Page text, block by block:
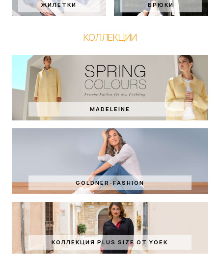
ЖИЛЕТКИ БРЮКИ
КОЛЛЕКЦИИ
MADELEINE
GOLDNER-FASHION
КОЛЛЕКЦИЯ PLUS SIZE ОТ YOEK